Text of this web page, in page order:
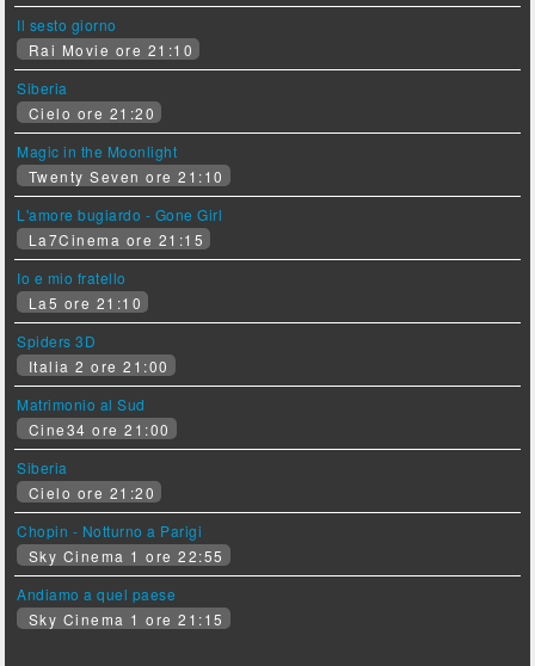
Il sesto giorno
Rai Movie ore 21:10
Siberia
Cielo ore 21:20
Magic in the Moonlight
Twenty Seven ore 21:10
L'amore bugiardo - Gone Girl
La7Cinema ore 21:15
Io e mio fratello
La5 ore 21:10
Spiders 3D
Italia 2 ore 21:00
Matrimonio al Sud
Cine34 ore 21:00
Siberia
Cielo ore 21:20
Chopin - Notturno a Parigi
Sky Cinema 1 ore 22:55
Andiamo a quel paese
Sky Cinema 1 ore 21:15